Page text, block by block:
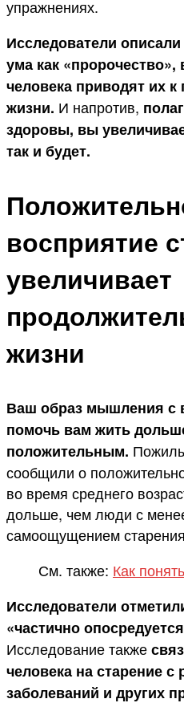
упражнениях.
Исследователи
ума как
человека приводят их
жизни. И напротив,
здоровы, вы
так и будет.
восприятие
увеличивает
жизни
Ваш образ мышления с
помочь вам жить
положительным.
сообщили о
во время среднего
дольше, чем люди с
самоощущением
См. также: Как
Исследователи
«частично
Исследование также
человека на старение с
заболеваний и других